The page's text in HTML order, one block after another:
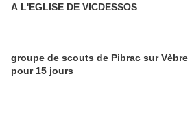
A L'EGLISE DE VICDESSOS
groupe de scouts de Pibrac sur Vèbre
pour 15 jours